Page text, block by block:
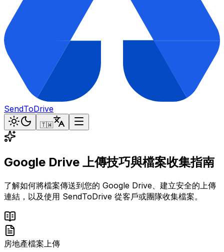
SendToDrive
🇹🇼
Google Drive 上傳技巧與檔案收集指南
了解如何將檔案傳送到您的 Google Drive、建立安全的上傳
連結，以及使用 SendToDrive 從客戶或團隊收集檔案。
房地產檔案上傳